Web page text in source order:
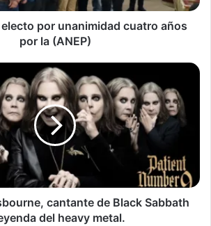
por unanimidad cuatro años
por la (ANEP)
cantante de Black Sabbath
del heavy metal.